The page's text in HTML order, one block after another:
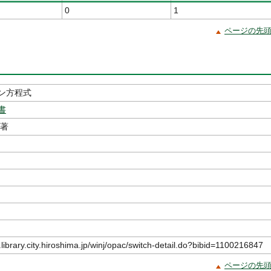
0 1
ページの先
方程式
winj/opac/switch-detail.do?bibid=1100216847
ページの先